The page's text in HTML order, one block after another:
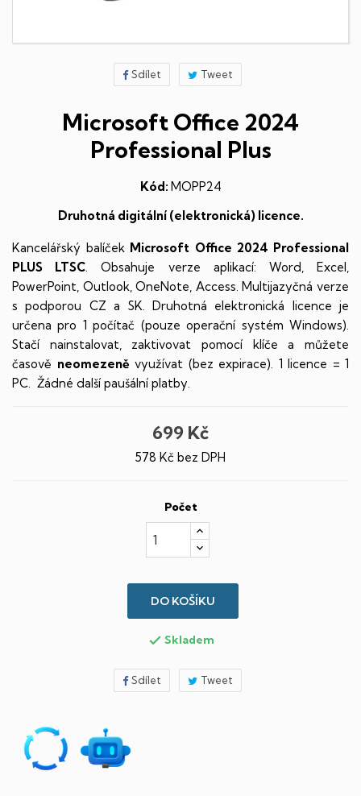
Sdílet Tweet
Microsoft Office 2024
Professional Plus
Kód: MOPP24
Druhotná digitální (elektronická) licence.
Kancelářský balíček Microsoft Office 2024 Professional
PLUS LTSC. Obsahuje verze aplikací: Word, Excel,
PowerPoint, Outlook, OneNote, Access. Multijazyčná verze
s podporou CZ a SK. Druhotná elektronická licence je
určena pro 1 počítač (pouze operační systém Windows).
Stačí nainstalovat, zaktivovat pomocí klíče a můžete
časově neomezeně využívat (bez expirace). 1 licence = 1
PC. Žádné další paušální platby.
699 Kč
578 Kč bez DPH
Počet
DO KOŠÍKU
 Skladem
Sdílet Tweet